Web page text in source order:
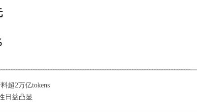
超2万亿tokens
日益凸显